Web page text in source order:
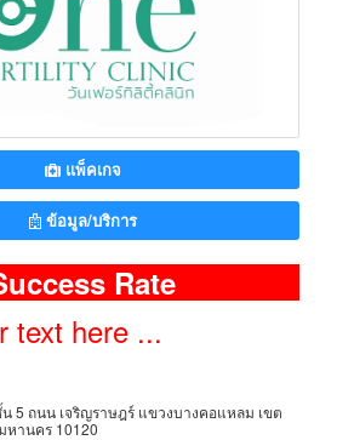
แพ็คเกจ
ข้อมูล/บริการ
Rate
text here ...
5 ถนน เจริญราษฎร์ แขวงบางคอแหลม เขต
หานคร 10120